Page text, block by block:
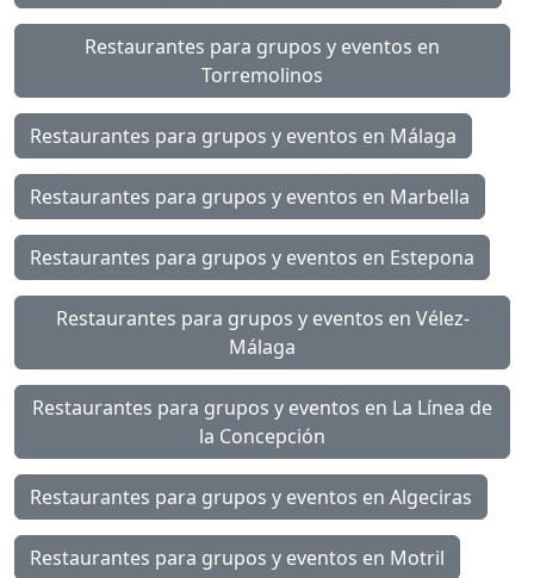
Restaurantes para grupos y eventos en
Torremolinos
Restaurantes para grupos y eventos en Málaga
Restaurantes para grupos y eventos en Marbella
Restaurantes para grupos y eventos en Estepona
Restaurantes para grupos y eventos en Vélez-
Málaga
Restaurantes para grupos y eventos en La Línea de
la Concepción
Restaurantes para grupos y eventos en Algeciras
Restaurantes para grupos y eventos en Motril